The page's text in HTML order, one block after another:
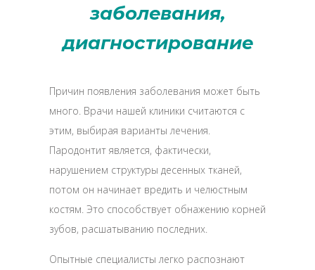
заболевания,
диагностирование
Причин появления заболевания может быть
много. Врачи нашей клиники считаются с
этим, выбирая варианты лечения.
Пародонтит является, фактически,
нарушением структуры десенных тканей,
потом он начинает вредить и челюстным
костям. Это способствует обнажению корней
зубов, расшатыванию последних.
Опытные специалисты легко распознают